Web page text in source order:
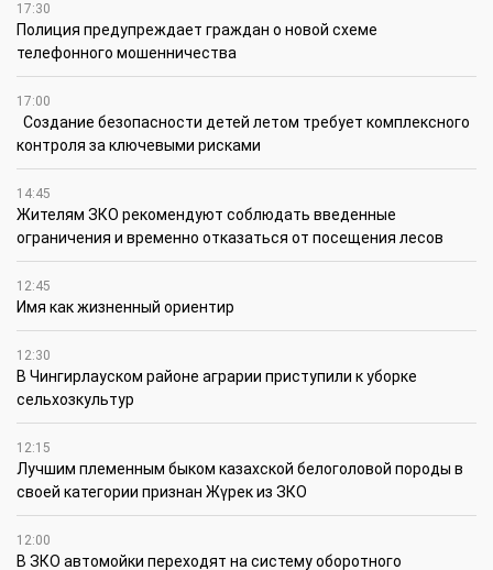
17:30
Полиция предупреждает граждан о новой схеме
телефонного мошенничества
17:00
Создание безопасности детей летом требует комплексного
контроля за ключевыми рисками
14:45
Жителям ЗКО рекомендуют соблюдать введенные
ограничения и временно отказаться от посещения лесов
12:45
Имя как жизненный ориентир
12:30
В Чингирлауском районе аграрии приступили к уборке
сельхозкультур
12:15
Лучшим племенным быком казахской белоголовой породы в
своей категории признан Жүрек из ЗКО
12:00
В ЗКО автомойки переходят на систему оборотного